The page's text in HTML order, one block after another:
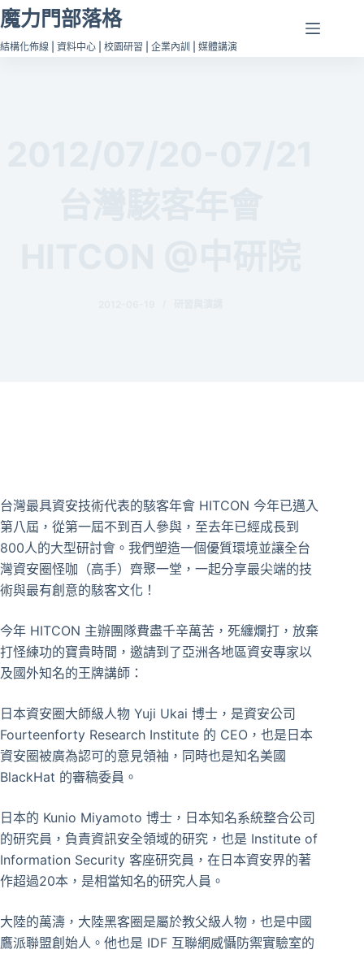
跳
至
主
魔力門部落格
結構化佈線 | 資料中心 | 校園研習 | 企業內訓 | 媒體講演
台灣最具資安技術代表的駭客年會 HITCON 今年已邁入
第八屆，從第一屆不到百人參與，至去年已經成長到
800人的大型研討會。我們塑造一個優質環境並讓全台
灣資安圈怪咖（高手）齊聚一堂，一起分享最尖端的技
術與最有創意的駭客文化！
今年 HITCON 主辦團隊費盡千辛萬苦，死纏爛打，放棄
打怪練功的寶貴時間，邀請到了亞洲各地區資安專家以
及國外知名的王牌講師：
日本資安圈大師級人物 Yuji Ukai 博士，是資安公司
Fourteenforty Research Institute 的 CEO，也是日本
資安圈被廣為認可的意見領袖，同時也是知名美國
BlackHat 的審稿委員。
日本的 Kunio Miyamoto 博士，日本知名系統整合公司
的研究員，負責資訊安全領域的研究，也是 Institute of
Information Security 客座研究員，在日本資安界的著
作超過20本，是相當知名的研究人員。
大陸的萬濤，大陸黑客圈是屬於教父級人物，也是中國
鷹派聯盟創始人。他也是 IDF 互聯網威懾防禦實驗室的